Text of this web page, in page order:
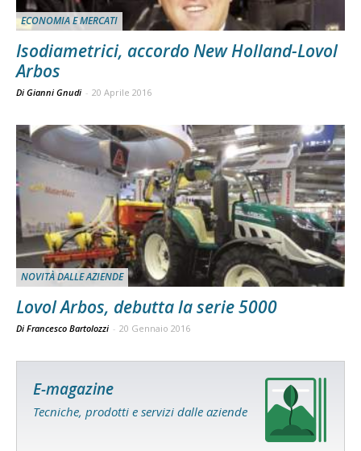
ECONOMIA E MERCATI
Isodiametrici, accordo New Holland-Lovol
Arbos
Di Gianni Gnudi - 20 Aprile 2016
NOVITÀ DALLE AZIENDE
Lovol Arbos, debutta la serie 5000
Di Francesco Bartolozzi - 20 Gennaio 2016
E-magazine
Tecniche, prodotti e servizi dalle aziende